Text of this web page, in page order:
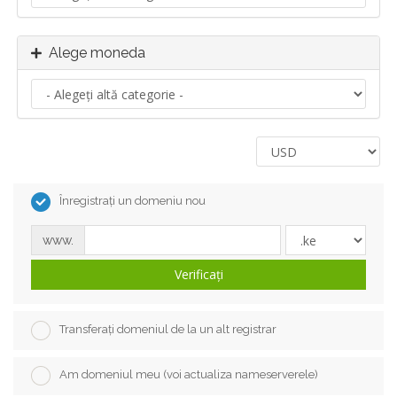
Alege moneda
Înregistrați un domeniu nou
www.
Verificați
Transferați domeniul de la un alt registrar
Am domeniul meu (voi actualiza nameserverele)